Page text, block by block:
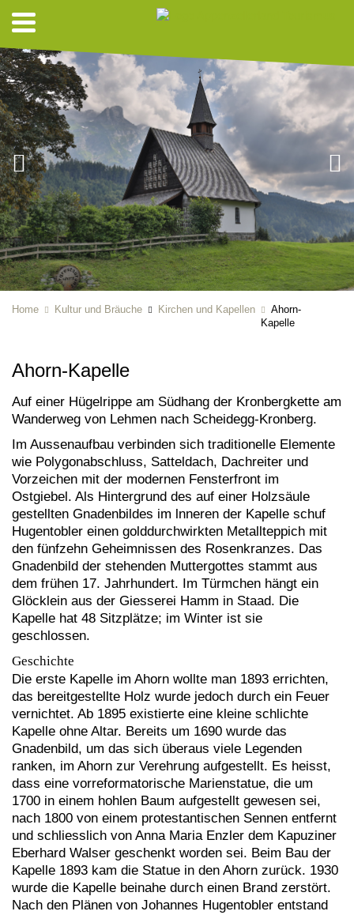
Home Kultur und Bräuche Kirchen und Kapellen
Ahorn-
Kapelle
Ahorn-Kapelle
Auf einer Hügelrippe am Südhang der Kronbergkette am
Wanderweg von Lehmen nach Scheidegg-Kronberg.
Im Aussenaufbau verbinden sich traditionelle Elemente
wie Polygonabschluss, Satteldach, Dachreiter und
Vorzeichen mit der modernen Fensterfront im
Ostgiebel. Als Hintergrund des auf einer Holzsäule
gestellten Gnadenbildes im lnneren der Kapelle schuf
Hugentobler einen golddurchwirkten Metallteppich mit
den fünfzehn Geheimnissen des Rosenkranzes. Das
Gnadenbild der stehenden Muttergottes stammt aus
dem frühen 17. Jahrhundert. Im Türmchen hängt ein
Glöcklein aus der Giesserei Hamm in Staad. Die
Kapelle hat 48 Sitzplätze; im Winter ist sie
geschlossen.
Geschichte
Die erste Kapelle im Ahorn wollte man 1893 errichten,
das bereitgestellte Holz wurde jedoch durch ein Feuer
vernichtet. Ab 1895 existierte eine kleine schlichte
Kapelle ohne Altar. Bereits um 1690 wurde das
Gnadenbild, um das sich überaus viele Legenden
ranken, im Ahorn zur Verehrung aufgestellt. Es heisst,
dass eine vorreformatorische Marienstatue, die um
1700 in einem hohlen Baum aufgestellt gewesen sei,
nach 1800 von einem protestantischen Sennen entfernt
und schliesslich von Anna Maria Enzler dem Kapuziner
Eberhard Walser geschenkt worden sei. Beim Bau der
Kapelle 1893 kam die Statue in den Ahorn zurück. 1930
wurde die Kapelle beinahe durch einen Brand zerstört.
Nach den Plänen von Johannes Hugentobler entstand